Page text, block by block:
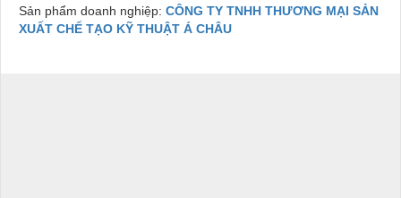
Sản phẩm doanh nghiệp: CÔNG TY TNHH THƯƠNG MẠI SẢN
XUẤT CHẾ TẠO KỸ THUẬT Á CHÂU